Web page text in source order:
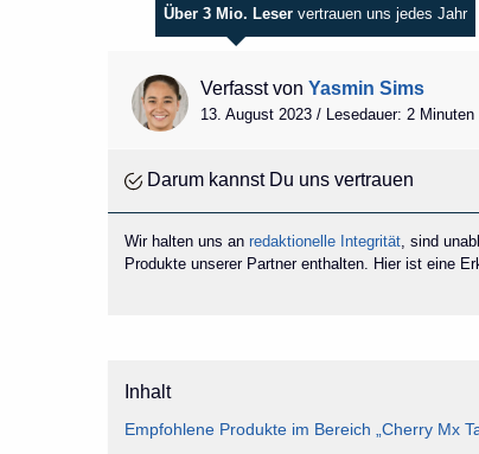
Über 3 Mio. Leser vertrauen uns jedes Jahr
Verfasst von Yasmin Sims
13. August 2023 / Lesedauer: 2 Minuten
Darum kannst Du uns vertrauen
Wir halten uns anredaktionelle Integrität, sind
Produkte unserer Partner enthalten. Hier ist eine
Inhalt
Empfohlene Produkte im Bereich „Cherry Mx